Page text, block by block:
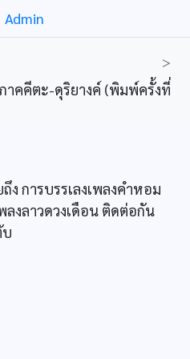
Admin
>
คคีตะ-ดุริยางค์ (พิมพ์ครั้งที่
การบรรเลงเพลงคำหอม
ลงลาวดวงเดือน ติดต่อกัน